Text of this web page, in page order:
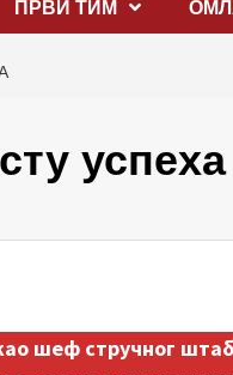
ПРВИ ТИМ
успеха
шеф стручног